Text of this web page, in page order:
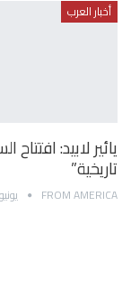
أخبار العرب
يائير لابيد:
تاريخية”
FROM AMERICA يونيو 29, 2021